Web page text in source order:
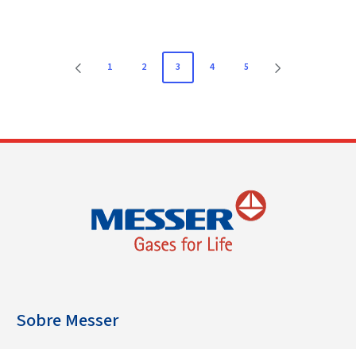
1 2 3 4 5
Sobre Messer